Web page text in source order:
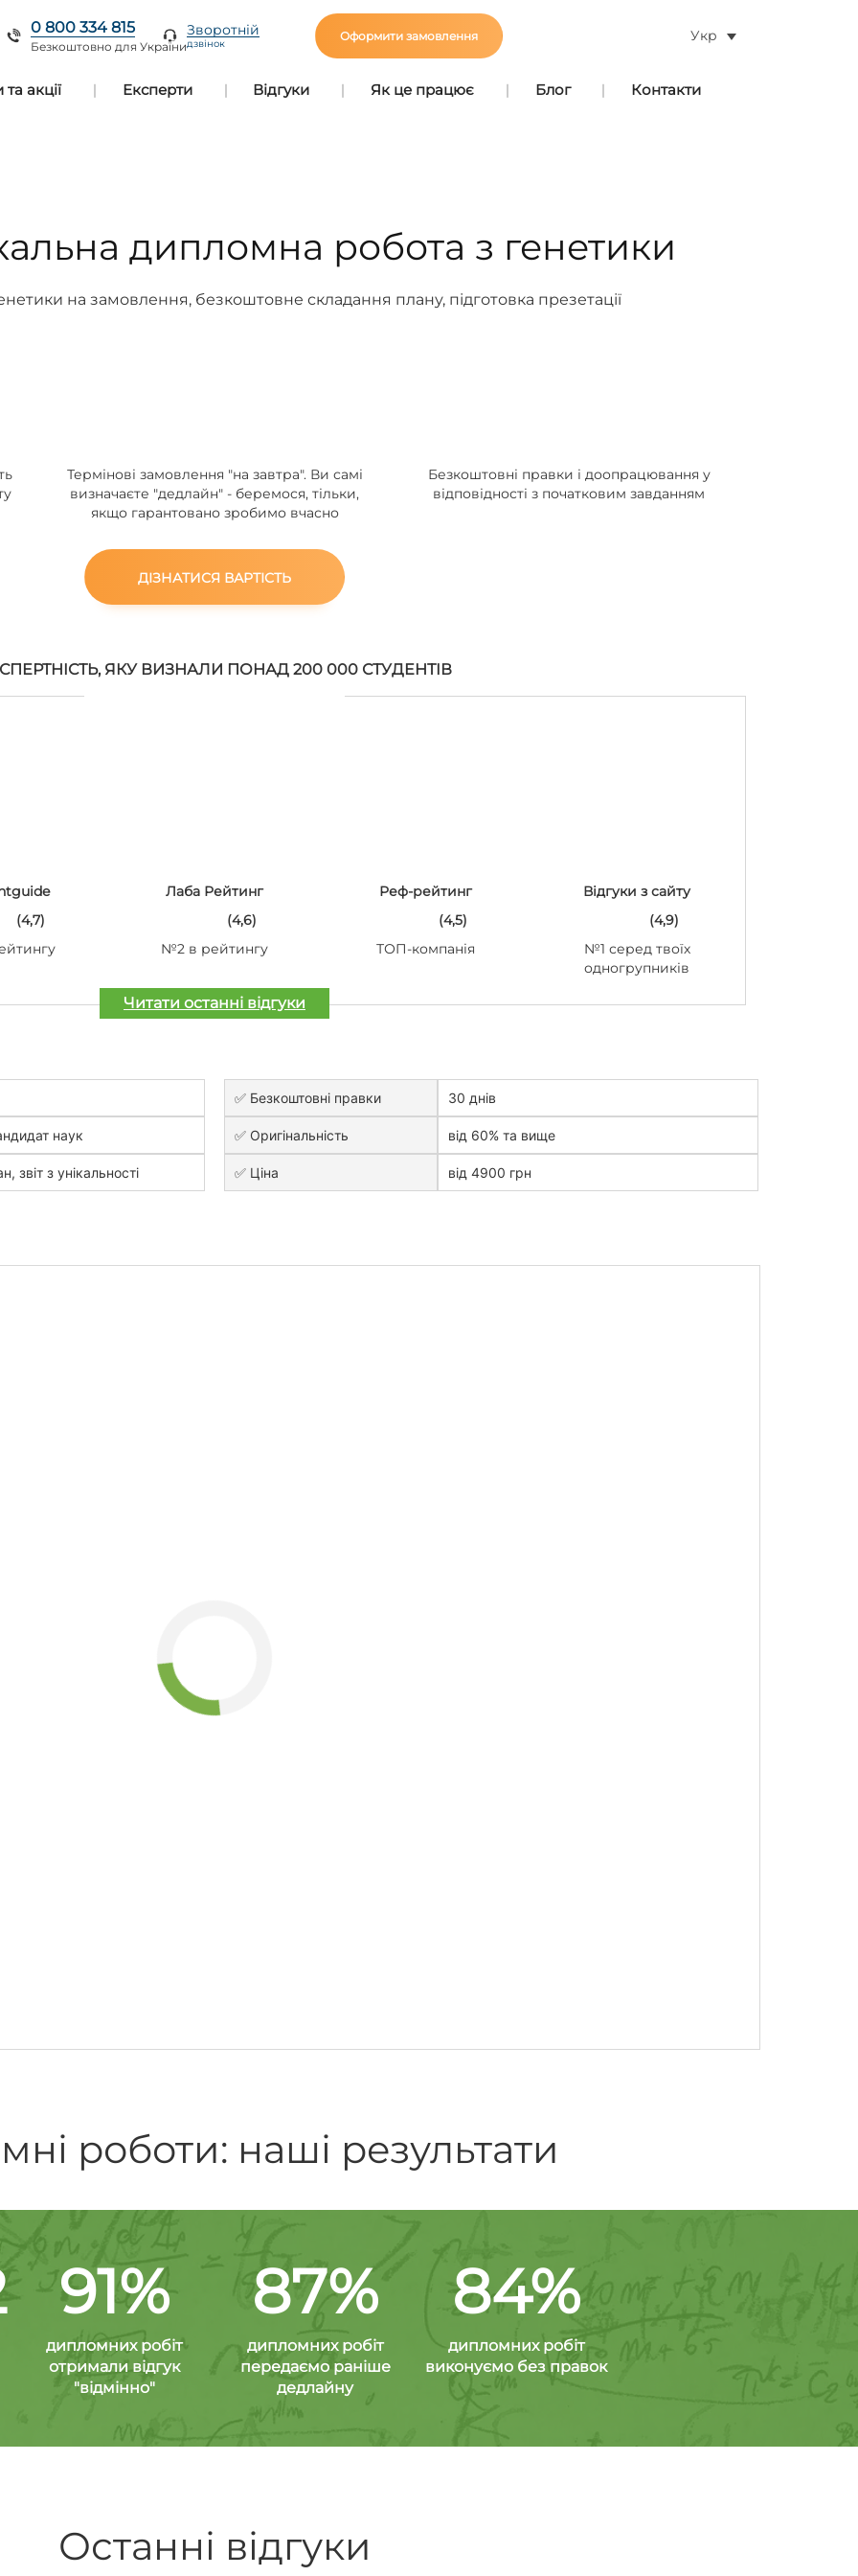
0 800 334 815
Безкоштовно для України
Зворотній
дзвінок
Оформити замовлення Укр
акції Експерти Відгуки Як це працює Блог Контакти
дипломна робота з генетики
на замовлення, безкоштовне складання плану, підготовка презетації
Термінові замовлення "на завтра". Ви самі
визначаєте "дедлайн" - беремося, тільки,
якщо гарантовано зробимо вчасно
Безкоштовні правки і доопрацювання у
відповідності з початковим завданням
ДІЗНАТИСЯ ВАРТІСТЬ
ЯКУ ВИЗНАЛИ ПОНАД 200 000 СТУДЕНТІВ
(4,7)
Лаба Рейтинг
(4,6)
№2 в рейтингу
Реф-рейтинг
(4,5)
ТОП-компанія
Відгуки з сайту
(4,9)
№1 серед твоїх
одногрупників
Читати останні відгуки
✅ Безкоштовні правки 30 днів
наук ✅ Оригінальність від 60% та вище
звіт з унікальності ✅ Ціна від 4900 грн
роботи: наші результати
91%
дипломних робіт
отримали відгук
"відмінно"
87%
дипломних робіт
передаємо раніше
дедлайну
84%
дипломних робіт
виконуємо без правок
Останні відгуки